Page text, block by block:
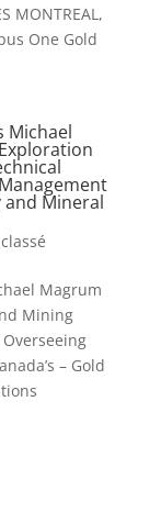
MONTREAL,
One Gold
Michael
and Mineral
Magrum
Mining
– Gold